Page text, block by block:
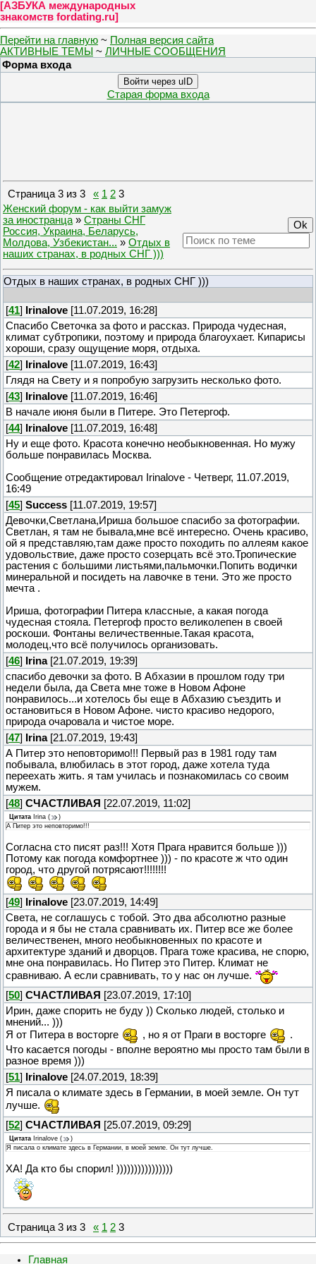
[АЗБУКА международных
знакомств fordating.ru]
Перейти на главную ~ Полная версия сайта
АКТИВНЫЕ ТЕМЫ ~ ЛИЧНЫЕ СООБЩЕНИЯ
Форма входа
Войти через uID
Старая форма входа
Страница3 из 3 « 1 2 3
Женский форум - как выйти замуж
за иностранца » Страны СНГ
Россия, Украина, Беларусь,
Молдова, Узбекистан... » Отдых в
наших странах, в родных СНГ )))
Отдых в наших странах, в родных СНГ )))
[41] Irinalove [11.07.2019, 16:28]
Спасибо Светочка за фото и рассказ. Природа чудесная,
климат субтропики, поэтому и природа благоухает. Кипарисы
хороши, сразу ощущение моря, отдыха.
[42] Irinalove [11.07.2019, 16:43]
Глядя на Свету и я попробую загрузить несколько фото.
[43] Irinalove [11.07.2019, 16:46]
В начале июня были в Питере. Это Петергоф.
[44] Irinalove [11.07.2019, 16:48]
Ну и еще фото. Красота конечно необыкновенная. Но мужу
больше понравилась Москва.
Сообщение отредактировал
Irinalove - Четверг, 11.07.2019,
16:49
[45] Success [11.07.2019, 19:57]
Девочки,Светлана,Ириша большое спасибо за фотографии.
Светлан, я там не бывала,мне всё интересно. Очень красиво,
ой я представляю,там даже просто походить по аллеям какое
удовольствие, даже просто созерцать всё это.Тропические
растения с большими листьями,пальмочки.Попить водички
минеральной и посидеть на лавочке в тени. Это же просто
мечта .
Ириша, фотографии Питера классные, а какая погода
чудесная стояла. Петергоф просто великолепен в своей
роскоши. Фонтаны величественные.Такая красота,
молодец,что всё получилось организовать.
[46] Irina[21.07.2019, 19:39]
спасибо девочки за фото. В Абхазии в прошлом году три
недели была, да Света мне тоже в Новом Афоне
понравилось...и хотелось бы еще в Абхазию съездить и
остановиться в Новом Афоне. чисто красиво недорого,
природа очаровала и чистое море.
[47] Irina[21.07.2019, 19:43]
А Питер это неповторимо!!! Первый раз в 1981 году там
побывала, влюбилась в этот город, даже хотела туда
переехать жить. я там училась и познакомилась со своим
мужем.
[48] СЧАСТЛИВАЯ [22.07.2019, 11:02]
Цитата Irina (
)
А Питер это неповторимо!!!
Согласна сто писят раз!!! Хотя Прага нравится больше )))
Потому как погода комфортнее ))) - по красоте ж что один
город, что другой потрясают!!!!!!!!
[49] Irinalove [23.07.2019, 14:49]
Света, не соглашусь с тобой. Это два абсолютно разные
города и я бы не стала сравнивать их. Питер все же более
величественен, много необыкновенных по красоте и
архитектуре зданий и дворцов. Прага тоже красива, не спорю,
мне она понравилась. Но Питер это Питер. Климат не
сравниваю. А если сравнивать, то у нас он лучше.
[50] СЧАСТЛИВАЯ [23.07.2019, 17:10]
Ирин, даже спорить не буду )) Сколько людей, столько и
мнений... )))
Я от Питера в восторге
, но я от Праги в восторге
.
Что касается погоды - вполне вероятно мы просто там были в
разное время )))
[51] Irinalove [24.07.2019, 18:39]
Я писала о климате здесь в Германии, в моей земле. Он тут
лучше.
[52] СЧАСТЛИВАЯ [25.07.2019, 09:29]
Цитата Irinalove (
)
Я писала о климате здесь в Германии, в моей земле. Он тут лучше.
ХА! Да кто бы спорил! ))))))))))))))))
Страница 3 из 3 « 1 2 3
Главная